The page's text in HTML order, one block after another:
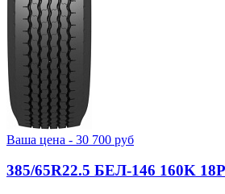
Ваша цена - 30 700 руб
385/65R22.5 БЕЛ-146 160K